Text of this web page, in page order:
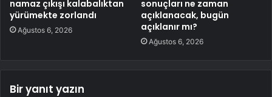
namaz çıkışı kalabalıktan
yürümekte zorlandı
Ağustos 6, 2026
sonuçları ne zaman
açıklanacak, bugün
açıklanır mı?
Ağustos 6, 2026
Bir yanıt yazın